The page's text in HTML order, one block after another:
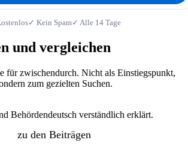
✓ Kein Spam✓ Alle 14 Tage
und vergleichen
für zwischendurch. Nicht als Einstiegspunkt,
zum gezielten Suchen.
Behördendeutsch verständlich erklärt.
zu den Beiträgen